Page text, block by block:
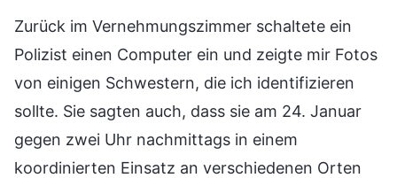
Zurück im Vernehmungszimmer schaltete ein
Polizist einen Computer ein und zeigte mir Fotos
von einigen Schwestern, die ich identifizieren
sollte. Sie sagten auch, dass sie am 24. Januar
gegen zwei Uhr nachmittags in einem
koordinierten Einsatz an verschiedenen Orten